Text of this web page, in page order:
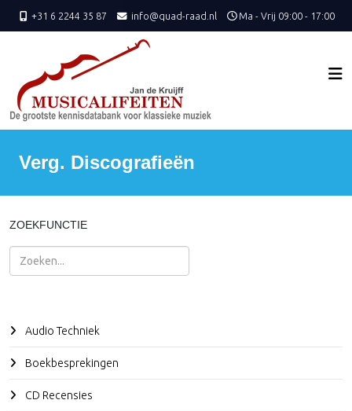
+31 6 2244 35 87 info@quad-raad.nl Ma - Vrij 09:00 - 17:00
Verg. Discografieën
ZOEKFUNCTIE
Zoeken
Audio Techniek
Boekbesprekingen
CD Recensies